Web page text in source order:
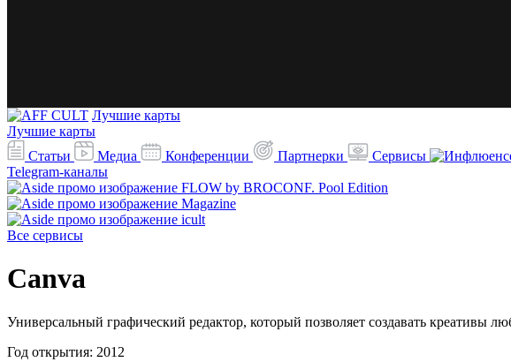
Лучшие карты
Лучшие карты
Статьи
Медиа Конференции Партнерки Сервисы
Telegram-каналы
Все сервисы
Canva
Универсальный графический редактор, который позволяет создавать креативы
Год открытия: 2012